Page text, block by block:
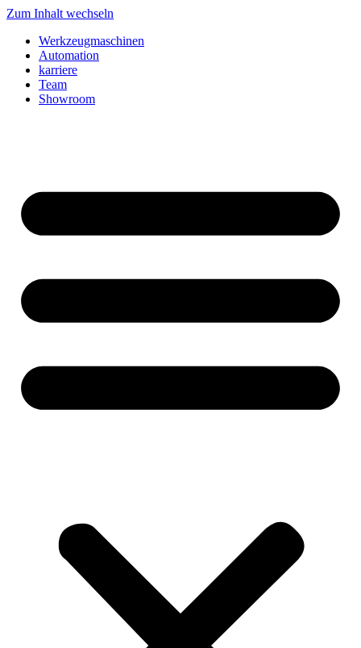
Zum Inhalt wechseln
Werkzeugmaschinen
Automation
karriere
Team
Showroom